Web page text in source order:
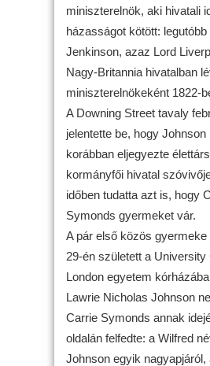
miniszterelnök, aki hivatali
házasságot kötött:
Jenkinson, azaz Lord
Nagy-Britannia hivatalban
miniszterelnökeként 1822-
A Downing Street tavaly
jelentette be, hogy Johnson
korábban eljegyezte
kormányfői hivatal
időben tudatta azt is, hogy
Symonds gyermeket vár.
A pár első közös gyermeke
29-én született a University
London egyetem
Lawrie Nicholas Johnson
Carrie Symonds annak
oldalán felfedte: a Wilfred
Johnson egyik nagyapjáról,